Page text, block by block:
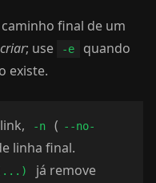
final de um
; use -e
quando
existe.
-n ( --no-
linha final.
já remove